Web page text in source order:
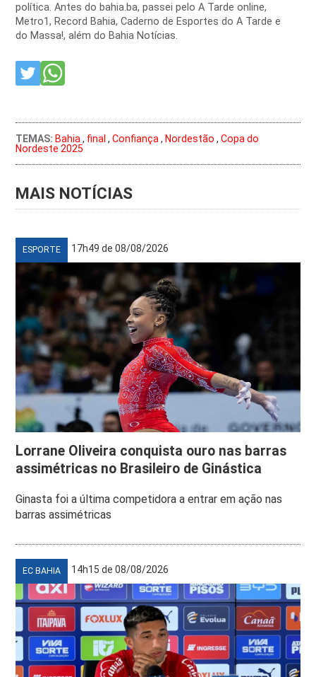
política. Antes do bahia.ba, passei pelo A Tarde online,
Metro1, Record Bahia, Caderno de Esportes do A Tarde e
do Massa!, além do Bahia Notícias.
TEMAS: Bahia, final ,Confiança, Nordestão ,Copa do
Nordeste 2025
MAIS NOTÍCIAS
ESPORTE 17h49 de 08/08/2026
Lorrane Oliveira conquista ouro nas barras
assimétricas no Brasileiro de Ginástica
Ginasta foi a última competidora a entrar em ação nas
barras assimétricas
EC BAHIA 14h15 de 08/08/2026